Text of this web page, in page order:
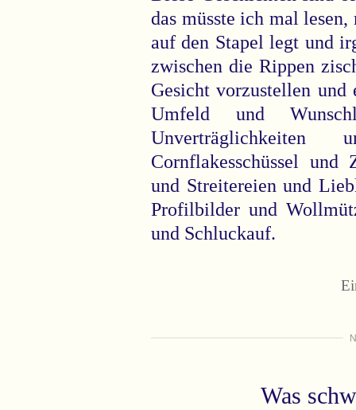
das müsste ich mal
auf den Stapel legt und
zwischen die Rippen
Gesicht vorzustellen
Umfeld und
Cornflakesschüssel und
und Streitereien und
Profilbilder und
und Schluckauf.
Was